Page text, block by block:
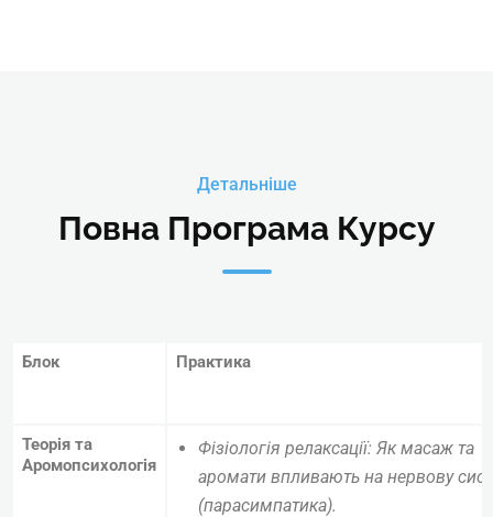
Детальніше
Повна Програма Курсу
Блок Практика
Теорія та
Аромопсихологія
Фізіологія релаксації: Як масаж та
аромати впливають на нервову
(парасимпатика).